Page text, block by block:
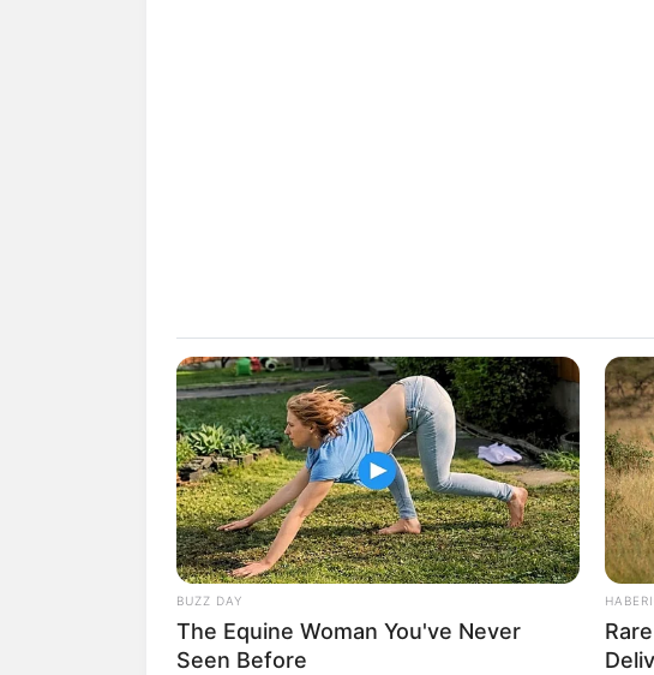
Bilderfreigabe: Die Bilder dieser Seite
Das Wissen, das die Bauern schon seit
der universitären Welt gelehrt. Die
Suchen:
BUZZ DAY
The Equine Woman You've Never
Seen Before